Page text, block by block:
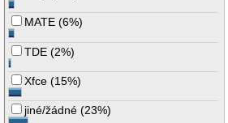
MATE (6%)
TDE (2%)
Xfce (15%)
jiné/žádné (23%)